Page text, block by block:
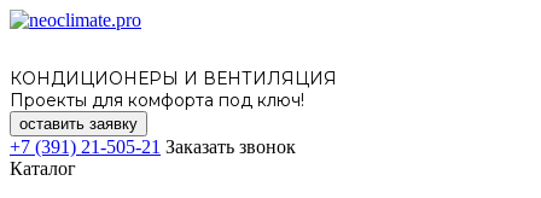
КОНДИЦИОНЕРЫ И ВЕНТИЛЯЦИЯ
Проекты для комфорта под ключ!
оставить заявку
+7 (391) 21-505-21 Заказать звонок
Каталог